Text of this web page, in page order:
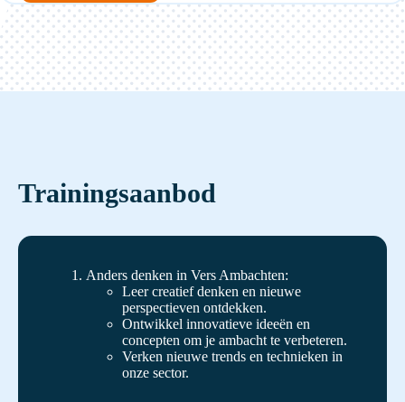
Trainingsaanbod
Anders denken in Vers Ambachten:
Leer creatief denken en nieuwe
perspectieven ontdekken.
Ontwikkel innovatieve ideeën en
concepten om je ambacht te verbeteren.
Verken nieuwe trends en technieken in
onze sector.